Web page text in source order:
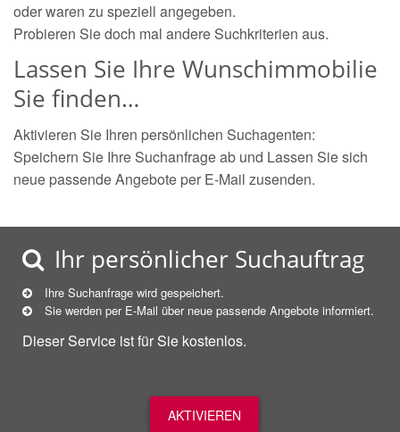
oder waren zu speziell angegeben.
Probieren Sie doch mal andere Suchkriterien aus.
Lassen Sie Ihre Wunschimmobilie
Sie finden…
Aktivieren Sie Ihren persönlichen Suchagenten:
Speichern Sie Ihre Suchanfrage ab und Lassen Sie sich
neue passende Angebote per E-Mail zusenden.
Ihr persönlicher Suchauftrag
Ihre Suchanfrage wird gespeichert.
Sie werden per E-Mail über neue passende Angebote informiert.
Dieser Service ist für Sie kostenlos.
AKTIVIEREN